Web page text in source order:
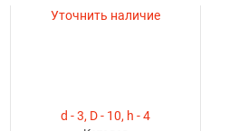
Уточнить наличие
d - 3, D - 10, h - 4